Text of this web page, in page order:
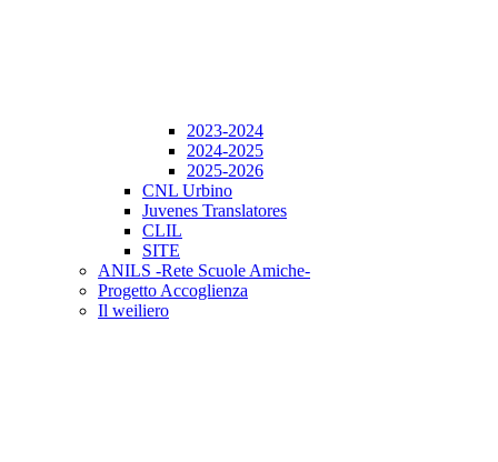
2023-2024
2024-2025
2025-2026
CNL Urbino
Juvenes Translatores
CLIL
SITE
ANILS -Rete Scuole Amiche-
Progetto Accoglienza
Il weiliero